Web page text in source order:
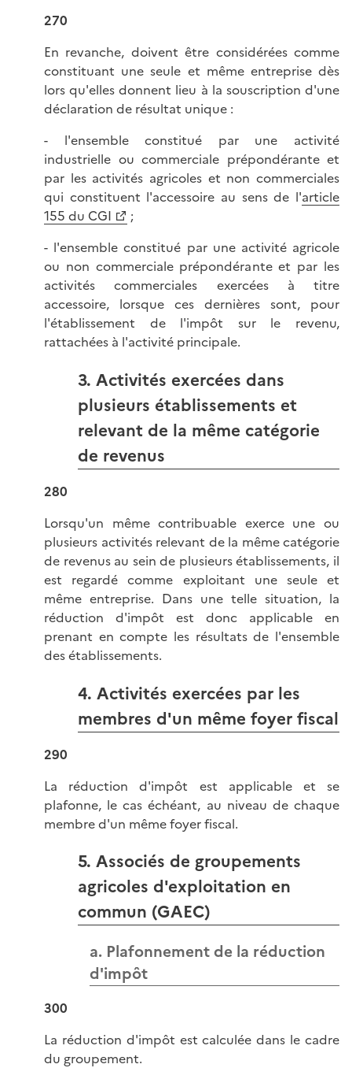
270
En revanche, doivent être considérées comme
constituant une seule et même entreprise dès
lors qu'elles donnent lieu à la souscription d'une
déclaration de résultat unique :
- l'ensemble constitué par une activité
industrielle ou commerciale prépondérante et
par les activités agricoles et non commerciales
qui constituent l'accessoire au sens de l'article
155 du CGI
;
- l'ensemble constitué par une activité agricole
ou non commerciale prépondérante et par les
activités commerciales exercées à titre
accessoire, lorsque ces dernières sont, pour
l'établissement de l'impôt sur le revenu,
rattachées à l'activité principale.
3. Activités exercées dans
plusieurs établissements et
relevant de la même catégorie
de revenus
280
Lorsqu'un même contribuable exerce une ou
plusieurs activités relevant de la même catégorie
de revenus au sein de plusieurs établissements, il
est regardé comme exploitant une seule et
même entreprise. Dans une telle situation, la
réduction d'impôt est donc applicable en
prenant en compte les résultats de l'ensemble
des établissements.
4. Activités exercées par les
membres d'un même foyer fiscal
290
La réduction d'impôt est applicable et se
plafonne, le cas échéant, au niveau de chaque
membre d'un même foyer fiscal.
5. Associés de groupements
agricoles d'exploitation en
commun (GAEC)
a. Plafonnement de la réduction
d'impôt
300
La réduction d'impôt est calculée dans le cadre
du groupement.